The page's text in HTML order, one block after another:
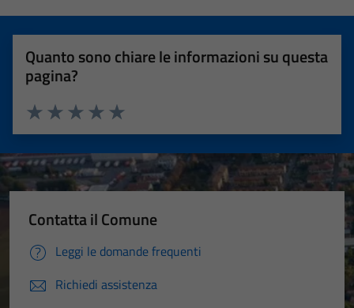
Quanto sono chiare le informazioni su questa
pagina?
Valuta 5 stelle su 5
Valuta 4 stelle su 5
Valuta 3 stelle su 5
Valuta 2 stelle su 5
Valuta 1 stelle su 5
Contatta il Comune
Leggi le domande frequenti
Richiedi assistenza